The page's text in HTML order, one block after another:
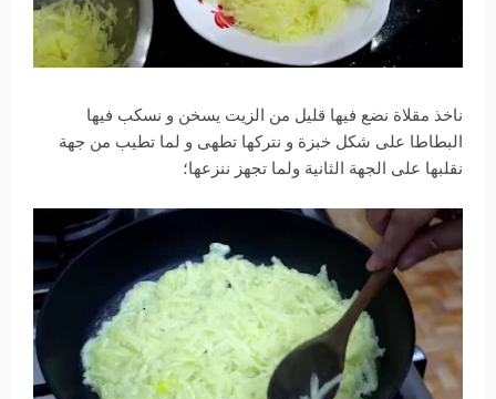
ناخذ مقلاة نضع فيها قليل من الزيت يسخن و نسكب فيها
البطاطا على شكل خبزة و نتركها تطهى و لما تطيب من جهة
نقلبها على الجهة الثانية ولما تجهز ننزعها؛